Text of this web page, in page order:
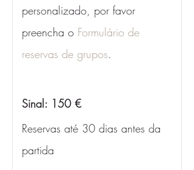
personalizado, por favor
preencha o Formulário de
reservas de grupos.
Sinal: 150 €
Reservas até 30 dias antes da
partida